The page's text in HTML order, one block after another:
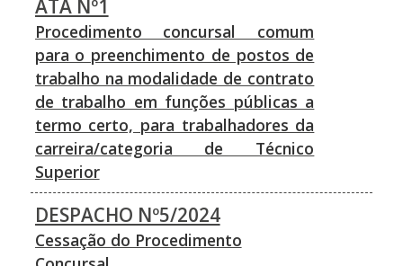
ATA Nº1
Procedimento concursal comum
para o preenchimento de postos de
trabalho na modalidade de contrato
de trabalho em funções públicas a
termo certo, para trabalhadores da
carreira/categoria de Técnico
Superior
DESPACHO Nº5/2024
Cessação do Procedimento